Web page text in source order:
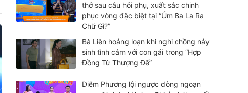
thở sau câu hỏi phụ, xuất sắc chinh
phục vòng đặc biệt tại “Úm Ba La Ra
Chữ Gì?”
Bà Liên hoảng loạn khi nghi chồng nảy
sinh tình cảm với con gái trong “Hợp
Đồng Từ Thượng Đế”
Diễm Phương lội ngược dòng ngoạn